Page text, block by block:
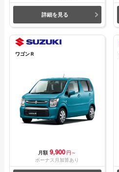
詳細を見る
ワゴンＲ
月額 9,900 円～
ボーナス月加算あり